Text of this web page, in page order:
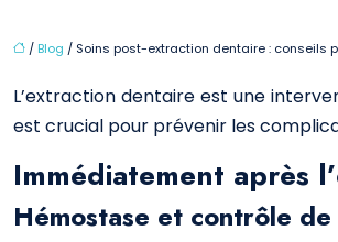
/ Blog / Soins post-extraction dentaire : conseils
L’extraction dentaire est une
est crucial pour prévenir les
Immédiatement après
Hémostase et contrôle